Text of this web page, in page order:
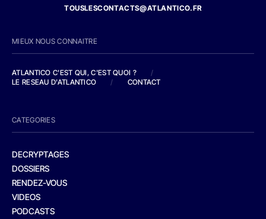
TOUSLESCONTACTS@ATLANTICO.FR
MIEUX NOUS CONNAITRE
ATLANTICO C'EST QUI, C'EST QUOI ?
/
LE RESEAU D'ATLANTICO
/ CONTACT
CATEGORIES
DECRYPTAGES
DOSSIERS
RENDEZ-VOUS
VIDEOS
PODCASTS